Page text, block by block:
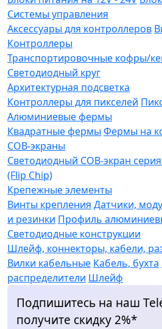
Системы управления
Аксессуары для контроллеров
Контроллеры
Транспортировочные кофры/
Светодиодный круг
Архитектурная подсветка
Контроллеры для пикселей
Алюминиевые фермы
Квадратные фермы Фермы на
COB-экраны
Светодиодный COB-экран
(Flip Chip)
Крепежные элементы
Винты крепления Датчики,
и резинки Профиль
Светодиодные конструкции
Шлейф, коннекторы, кабели,
Вилки кабельные Кабель, бухта
распределители Шлейф
Подпишитесь на наш
получите скидку 2%*